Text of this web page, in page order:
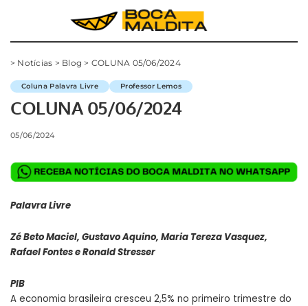
> Notícias > Blog > COLUNA 05/06/2024
Coluna Palavra Livre Professor Lemos
COLUNA 05/06/2024
05/06/2024
Palavra Livre
Zé Beto Maciel, Gustavo Aquino, Maria Tereza Vasquez,
Rafael Fontes e Ronald Stresser
PIB
A economia brasileira cresceu 2,5% no primeiro trimestre do